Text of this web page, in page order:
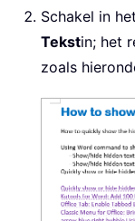
Schakel in
Tekstin; het
zoals